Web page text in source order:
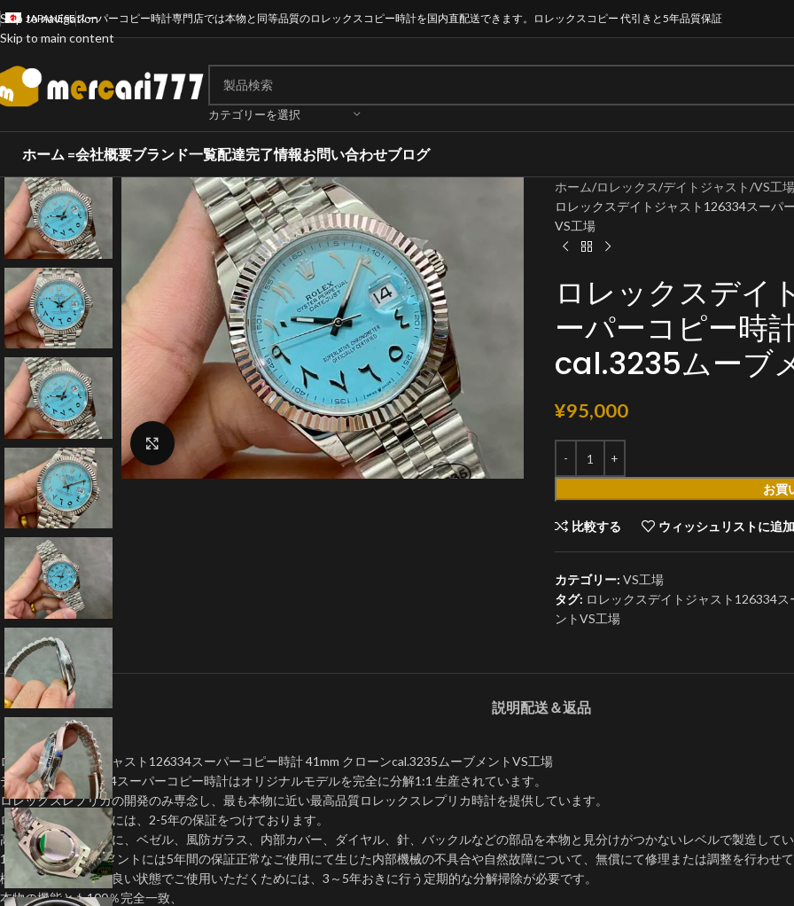
Skip to navigation
Skip to main content
JAPANESEスーパーコピー時計専門店では本物と同等品質のロレックスコピー時計を国内直配送できます。ロレックスコピー 代引きと5年品質保証
カテゴリーを選択
ホーム =会社概要ブランド一覧配達完了情報お問い合わせブログ
クリックで拡大
ホーム ロレックス デイトジャスト VS工場
ロレックスデイトジャスト126334スーパ
VS工場
ロレックスデイ
ーパーコピー時
cal.3235ムーブ
¥95,000
お買
比較する ウィッシュリストに追
カテゴリー: VS工場
タグ: ロレックスデイトジャスト126334
ントVS工場
説明配送＆返品
ロレックスデイトジャスト126334スーパーコピー時計 41mm クローンcal.3235ムーブメントVS工場
デイトジャス126334スーパーコピー時計はオリジナルモデルを完全に分解1:1 生産されています。
ロレックスレプリカの開発のみ専念し、最も本物に近い最高品質ロレックスレプリカ時計を提供しています。
ロレックス偽物時計には、2-5年の保証をつけております。
高いコストを厭わずに、ベゼル、風防ガラス、内部カバー、ダイヤル、針、バックルなどの部品を本物と見分けがつかないレベルで製造して
1:1クローンムーブメントには5年間の保証正常なご使用にて生じた内部機械の不具合や自然故障について、無償にて修理または調整を行わせ
機械式時計を末永く良い状態でご使用いただくためには、3～5年おきに行う定期的な分解掃除が必要です。
本物の機能とも100％完全一致、